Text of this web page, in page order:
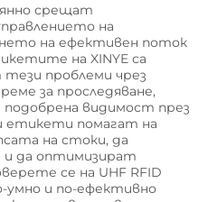
срещат
на
на ефективен поток
на XINYE са
проблеми чрез
за проследяване,
видимост през
етикети помагат на
на стоки, да
да оптимизират
се на UHF RFID
умно и по-ефективно